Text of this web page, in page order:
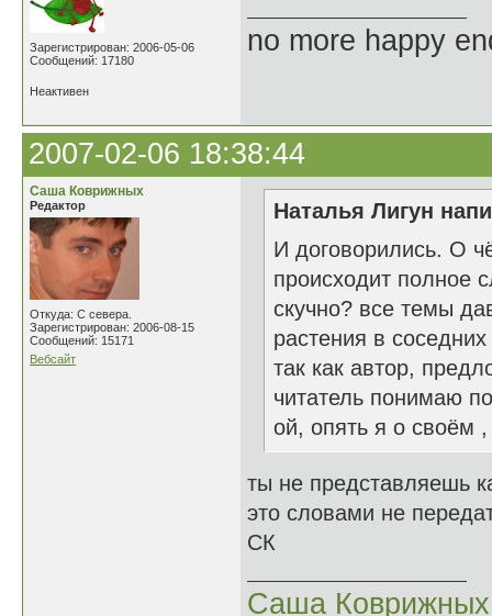
Зарегистрирован: 2006-05-06
Сообщений: 17180
no more happy
Неактивен
2007-02-06 18:38:44
Саша Коврижных
Редактор
Откуда: С севера.
Зарегистрирован: 2006-08-15
Сообщений: 15171
Вебсайт
Наталья Лигун
И договорились. О
происходит полное
скучно? все темы
растения в
так как автор,
читатель понимаю
ой, опять я о своём
ты не представляешь
это словами не
СК
Саша Коврижных